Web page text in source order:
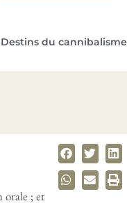
Destins du cannibalisme
orale ; et